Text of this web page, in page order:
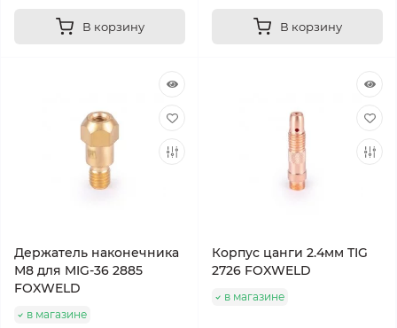
В корзину В корзину
Держатель наконечника
М8 для MIG-36 2885
FOXWELD
в магазине
Корпус цанги 2.4мм TIG
2726 FOXWELD
в магазине